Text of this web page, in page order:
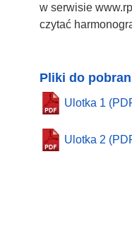
w serwisie
czytać
Pliki do
Ulotka 1
Ulotka 2